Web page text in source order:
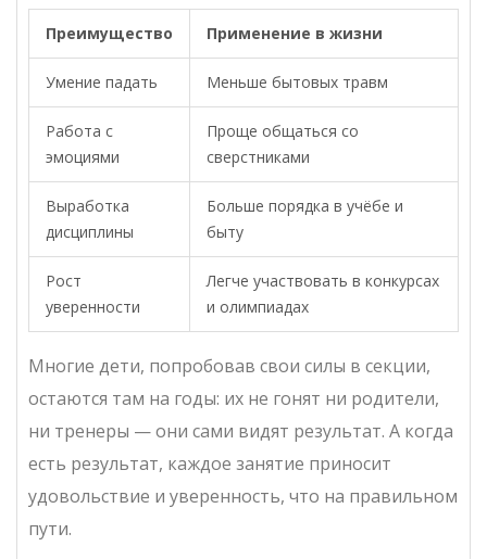
Преимущество Применение в жизни
Умение падать Меньше бытовых травм
Работа с
эмоциями
Проще общаться со
сверстниками
Выработка
дисциплины
Больше порядка в учёбе и
быту
Рост
уверенности
Легче участвовать в конкурсах
и олимпиадах
Многие дети, попробовав свои силы в секции,
остаются там на годы: их не гонят ни родители,
ни тренеры — они сами видят результат. А когда
есть результат, каждое занятие приносит
удовольствие и уверенность, что на правильном
пути.